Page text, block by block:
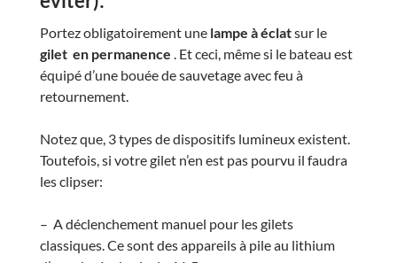
Portez obligatoirement une lampe à éclatsur le
gilet en permanence . Et ceci, même si le bateau est
équipé d’une bouée de sauvetage avec feu à
retournement.
Notez que, 3 types de dispositifs lumineux existent.
Toutefois, si votre gilet n’en est pas pourvu il faudra
les clipser:
– A déclenchement manuel pour les gilets
classiques. Ce sont des appareils à pile au lithium